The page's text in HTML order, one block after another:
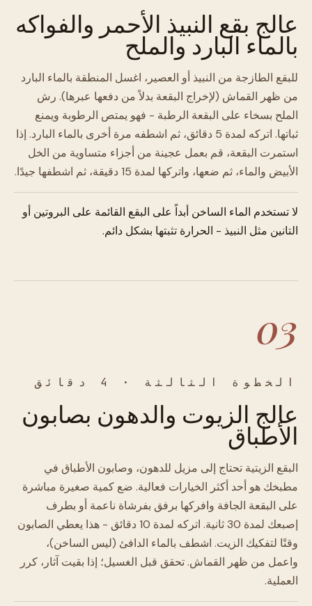
عالج بقع النبيذ الأحمر والفواكه
بالماء البارد والملح
للبقع الطازجة من النبيذ أو العصير، اغسل المنطقة بالماء البارد
من ظهر القماش (لإخراج البقعة بدلاً من دفعها عبرها). رش
الملح بسخاء على البقعة الرطبة - فهو يمتص الرطوبة ويمنع
ثباتها. اتركه لمدة 5 دقائق، ثم اشطفه مرة أخرى بالماء البارد. إذا
استمرت البقعة، قم بعمل عجينة من أجزاء متساوية من الخل
الأبيض والماء، ثم ضعها، واتركها لمدة 15 دقيقة، ثم اشطفها جيدًا.
لا تستخدم الماء الساخن أبداً على البقع القائمة على البروتين أو
التانين مثل النبيذ - الحرارة تثبتها بشكل دائم.
03
الخطوة الثالثة · 4 دقائق
عالج الزيوت والدهون بصابون
الأطباق
البقع الزيتية تحتاج إلى مزيل للدهون، وصابون الأطباق في
مطبخك هو أحد أكثر الخيارات فعالية. ضع كمية صغيرة مباشرة
على البقعة الجافة وافركها برفق بفرشاة ناعمة أو بطرف
إصبعك لمدة 30 ثانية. اتركه لمدة 10 دقائق - هذا يعطي الصابون
وقتًا لتفكيك الزيت. اشطف بالماء الدافئ (ليس الساخن)،
واعمل من ظهر القماش. تحقق قبل الغسيل؛ إذا بقيت آثار، كرر
العملية.